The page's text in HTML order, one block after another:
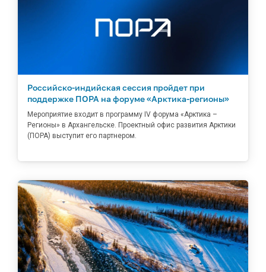
Российско-индийская сессия пройдет при
поддержке ПОРА на форуме «Арктика-регионы»
Мероприятие входит в программу IV форума «Арктика –
Регионы» в Архангельске. Проектный офис развития Арктики
(ПОРА) выступит его партнером.